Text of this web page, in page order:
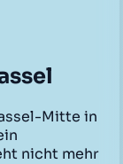
Mitte in
nicht mehr